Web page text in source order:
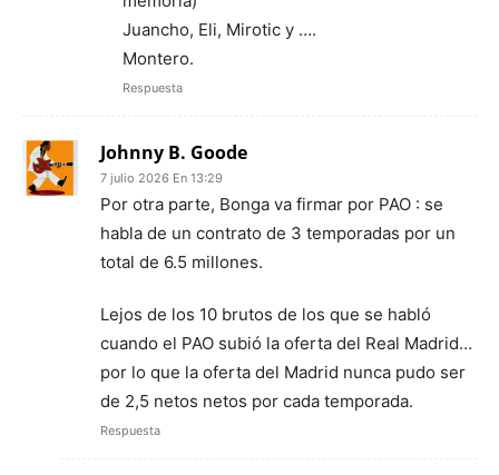
Juancho, Eli, Mirotic y ….
Montero.
Respuesta
Johnny B. Goode
7 julio 2026 En 13:29
Por otra parte, Bonga va firmar por PAO : se
habla de un contrato de 3 temporadas por un
total de 6.5 millones.
Lejos de los 10 brutos de los que se habló
cuando el PAO subió la oferta del Real Madrid…
por lo que la oferta del Madrid nunca pudo ser
de 2,5 netos netos por cada temporada.
Respuesta